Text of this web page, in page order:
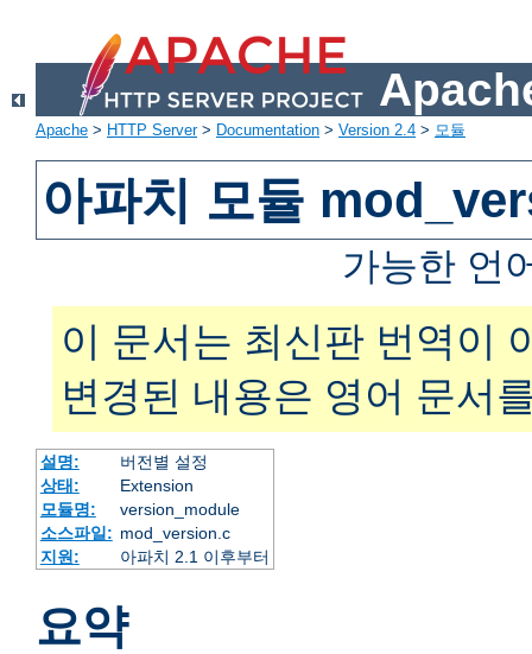
Apache > HTTP Server> Documentation > Version 2.4 > 모듈
아파치 모듈
가능한 언
이 문서는 최신판 번역이
변경된 내용은 영어 문서
설명:
버전별 설정
상태:
Extension
모듈명:
version_module
소스파일: mod_version.c
지원:
아파치 2.1 이후부터
요약